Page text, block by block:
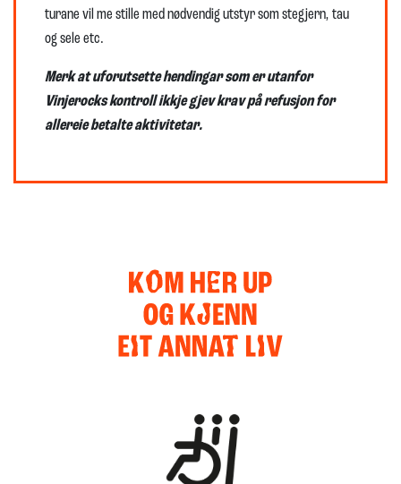
turane vil me stille med nødvendig utstyr som stegjern, tau
og sele etc.
Merk at uforutsette hendingar som er utanfor
Vinjerocks kontroll ikkje gjev krav på refusjon for
allereie betalte aktivitetar.